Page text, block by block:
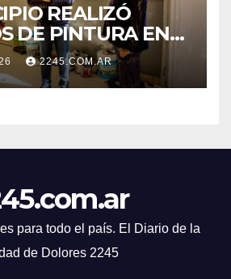
REALIZÓ
DE PINTURA EN
N.º 10
2245.COM.AR
para todo el país. El Diario de la
de Dolores 2245